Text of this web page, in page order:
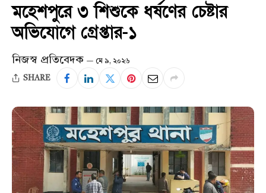
মহেশপুরে ৩ শিশুকে ধর্ষণের চেষ্টার
অভিযোগে গ্রেপ্তার-১
নিজস্ব প্রতিবেদক মে ৯, ২০২৬
SHARE